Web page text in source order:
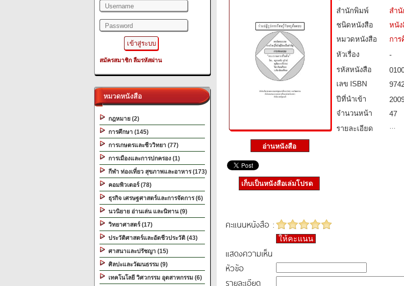
สมัครสมาชิก ลืมรหัสผ่าน
หมวดหนังสือ
กฎหมาย (2)
การศึกษา (145)
การเกษตรและชีววิทยา (77)
การเมืองและการปกครอง (1)
กีฬา ท่องเที่ยว สุขภาพและอาหาร (173)
คอมพิวเตอร์ (78)
ธุรกิจ เศรษฐศาสตร์และการจัดการ (6)
นวนิยาย อ่านเล่น และนิทาน (9)
วิทยาศาสตร์ (17)
ประวัติศาสตร์และอัตชีวประวัติ (43)
ศาสนาและปรัชญา (15)
ศิลปะและวัฒนธรรม (9)
เทคโนโลยี วิศวกรรม อุตสาหกรรม (6)
สำนักพิมพ์
สำนั
ชนิดหนังสือ­
หนัง
หมวดหนังสือ­
การ
หัวเรื่อง
-
รหัสหนังสือ­
เลข ISBN
ปีที่นำเข้า
จำนวนหน้า
47
รายละเอียด
…
เก็บเป็นหนังสือเล่มโปรด
คะแนนหนังสือ :
ให้คะแนน
แสดงความเห็น
หัวข้อ
รายละเอียด